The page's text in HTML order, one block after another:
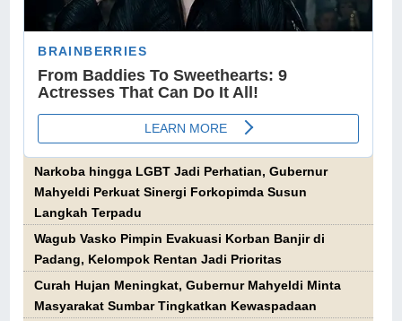
Narkoba hingga LGBT Jadi Perhatian, Gubernur
Mahyeldi Perkuat Sinergi Forkopimda Susun
Langkah Terpadu
Wagub Vasko Pimpin Evakuasi Korban Banjir di
Padang, Kelompok Rentan Jadi Prioritas
Curah Hujan Meningkat, Gubernur Mahyeldi Minta
Masyarakat Sumbar Tingkatkan Kewaspadaan